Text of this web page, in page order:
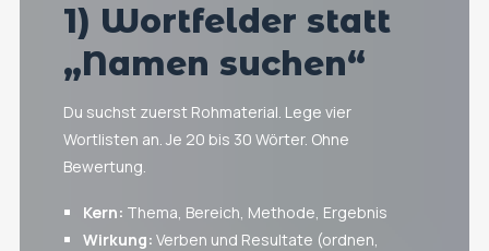
1) Wortfelder statt
„Namen suchen“
Du suchst zuerst Rohmaterial. Lege vier
Wortlisten an. Je 20 bis 30 Wörter. Ohne
Bewertung.
Kern: Thema, Bereich, Methode, Ergebnis
Wirkung: Verben und Resultate (ordnen,